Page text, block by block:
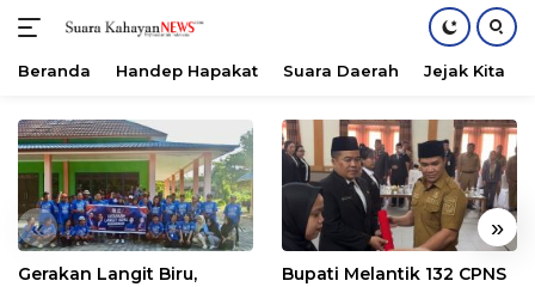
konten
Beranda Handep Hapakat Suara Daerah Jejak Kita
« »
Gerakan Langit Biru,
Bupati Melantik 132 CPNS